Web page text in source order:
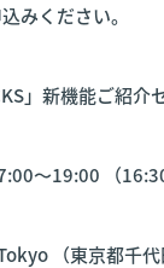
みください。
」新機能ご紹介
～19:00 （
（東京都千